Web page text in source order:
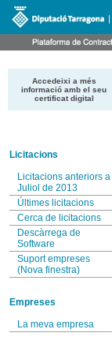
Accedeixi a més
informació amb el seu
certificat digital
Licitacions
Licitacions anteriors a
Juliol de 2013
Últimes licitacions
Cerca de licitacions
Descàrrega de
Software
Suport empreses
(Nova finestra)
Empreses
La meva empresa